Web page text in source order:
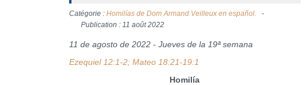
Catégorie : Homilías de Dom Armand Veilleux en español.
Publication : 11 août 2022
11 de agosto de 2022 - Jueves de la 19ª semana
Ezequiel 12:1-2; Mateo 18:21-19:1
Homilía